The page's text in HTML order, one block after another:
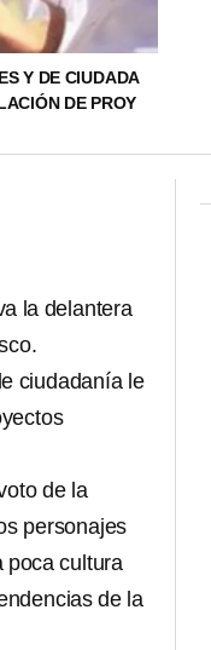
Y DE CIUDADA
DE PROY
la delantera
ciudadanía le
de la
personajes
poca cultura
de la